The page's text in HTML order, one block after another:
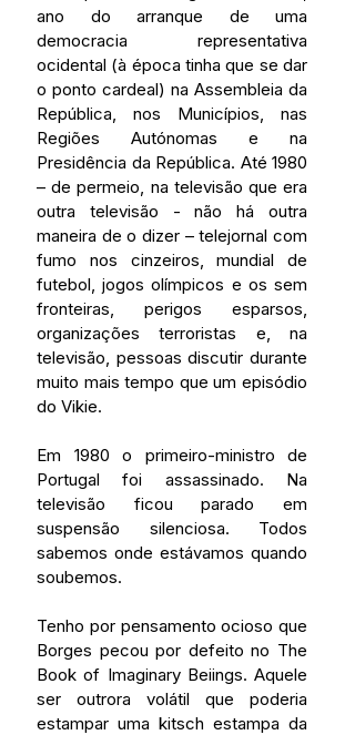
ano do arranque de uma
democracia representativa
ocidental (à época tinha que se dar
o ponto cardeal) na Assembleia da
República, nos Municípios, nas
Regiões Autónomas e na
Presidência da República. Até 1980
– de permeio, na televisão que era
outra televisão - não há outra
maneira de o dizer – telejornal com
fumo nos cinzeiros, mundial de
futebol, jogos olímpicos e os sem
fronteiras, perigos esparsos,
organizações terroristas e, na
televisão, pessoas discutir durante
muito mais tempo que um episódio
do Vikie.
Em 1980 o primeiro-ministro de
Portugal foi assassinado. Na
televisão ficou parado em
suspensão silenciosa. Todos
sabemos onde estávamos quando
soubemos.
Tenho por pensamento ocioso que
Borges pecou por defeito no The
Book of Imaginary Beiings. Aquele
ser outrora volátil que poderia
estampar uma kitsch estampa da